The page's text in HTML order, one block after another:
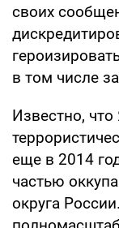
своих
в том числе
Известно,
еще в 2014
частью
округа